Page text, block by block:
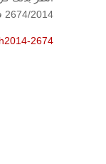
2674/2014 فصل بتاريخ 7/9/2014.
h2014-2674